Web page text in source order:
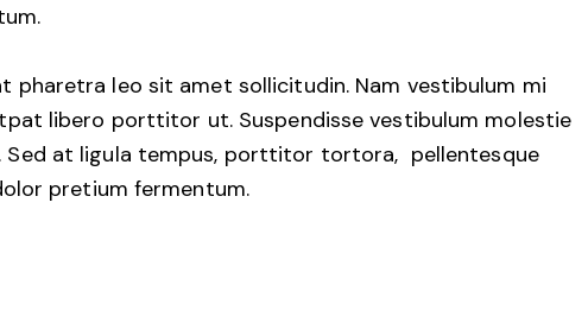
pharetra leo sit amet sollicitudin. Nam vestibulum mi
libero porttitor ut. Suspendisse vestibulum molestie
Sed at ligula tempus, porttitor tortora, pellentesque
pretium fermentum.